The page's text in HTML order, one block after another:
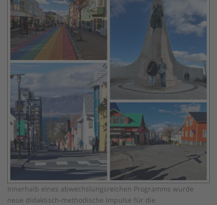
Innerhalb eines abwechslungsreichen Programms wurde
neue didaktisch-methodische Impulse für die